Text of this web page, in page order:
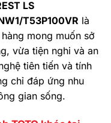
LS
T53P100VR là
mong muốn sở
vừa tiện nghi và an
tiên tiến và tính
chỉ đáp ứng nhu
gian sống.